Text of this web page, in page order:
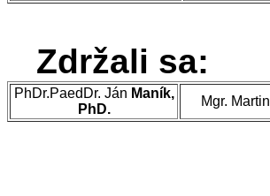
Zdržali sa:
PhDr.PaedDr. Ján Maník,
PhD.
Mgr. Martin